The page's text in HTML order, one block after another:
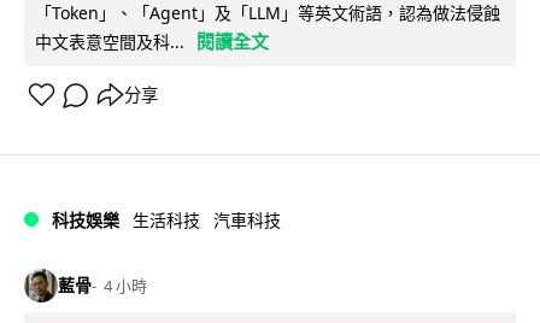
「Token」、「Agent」及「LLM」等英文術語，認為做法侵蝕
中文表意空間及科...
閱讀全文
分享
科技娛樂 生活科技 汽車科技
藍骨 4 小時